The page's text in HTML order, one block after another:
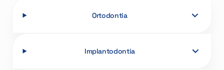
Ortodontia
Implantodontia